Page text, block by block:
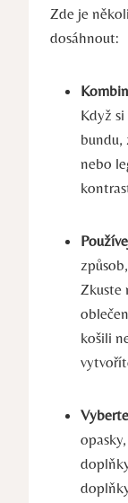
Zde je
dosáhnout:
Když
bundu,
nebo
Zkuste
košili